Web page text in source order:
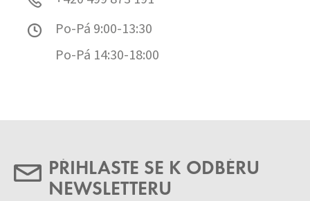
Po-Pá 9:00-13:30
Po-Pá 14:30-18:00
PŘIHLASTE SE K ODBĚRU
NEWSLETTERU